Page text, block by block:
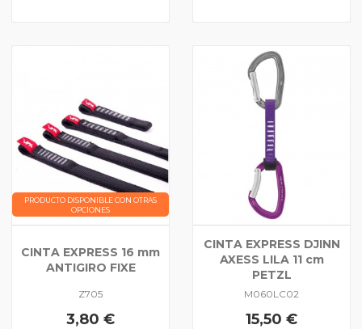
PRODUCTO DISPONIBLE CON OTRAS
OPCIONES
CINTA EXPRESS 16 mm
ANTIGIRO FIXE
Z705
3,80 €
CINTA EXPRESS DJINN
AXESS LILA 11 cm
PETZL
M060LC02
15,50 €